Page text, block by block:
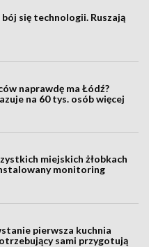
bój się technologii. Ruszają
naprawdę ma Łódź?
na 60 tys. osób więcej
miejskich żłobkach
monitoring
pierwsza kuchnia
sami przygotują